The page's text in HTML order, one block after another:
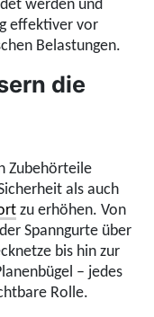
werden und
effektiver vor
Belastungen.
die
Zubehörteile
als auch
zu erhöhen. Von
Spanngurte über
bis hin zur
– jedes
Rolle.